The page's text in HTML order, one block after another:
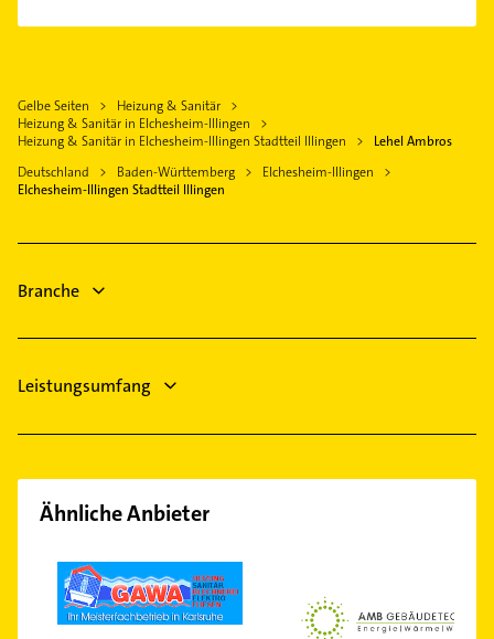
Ettlingen
Karlsruhe
Gaggenau
Elektroinstallation
Elektriker
Gelbe Seiten
Heizung & Sanitär
Heizung & Sanitär in Elchesheim-Illingen
Heizung & Sanitär in Elchesheim-Illingen Stadtteil Illingen
Lehel Ambros
Deutschland
Baden-Württemberg
Elchesheim-Illingen
Elchesheim-Illingen Stadtteil Illingen
Branche
Leistungsumfang
Ähnliche Anbieter